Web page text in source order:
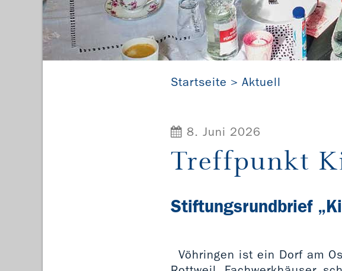
Startseite Aktuell
8. Juni 2026
Treffpunkt
Stiftungsrundbrief
Vöhringen ist ein Dorf am